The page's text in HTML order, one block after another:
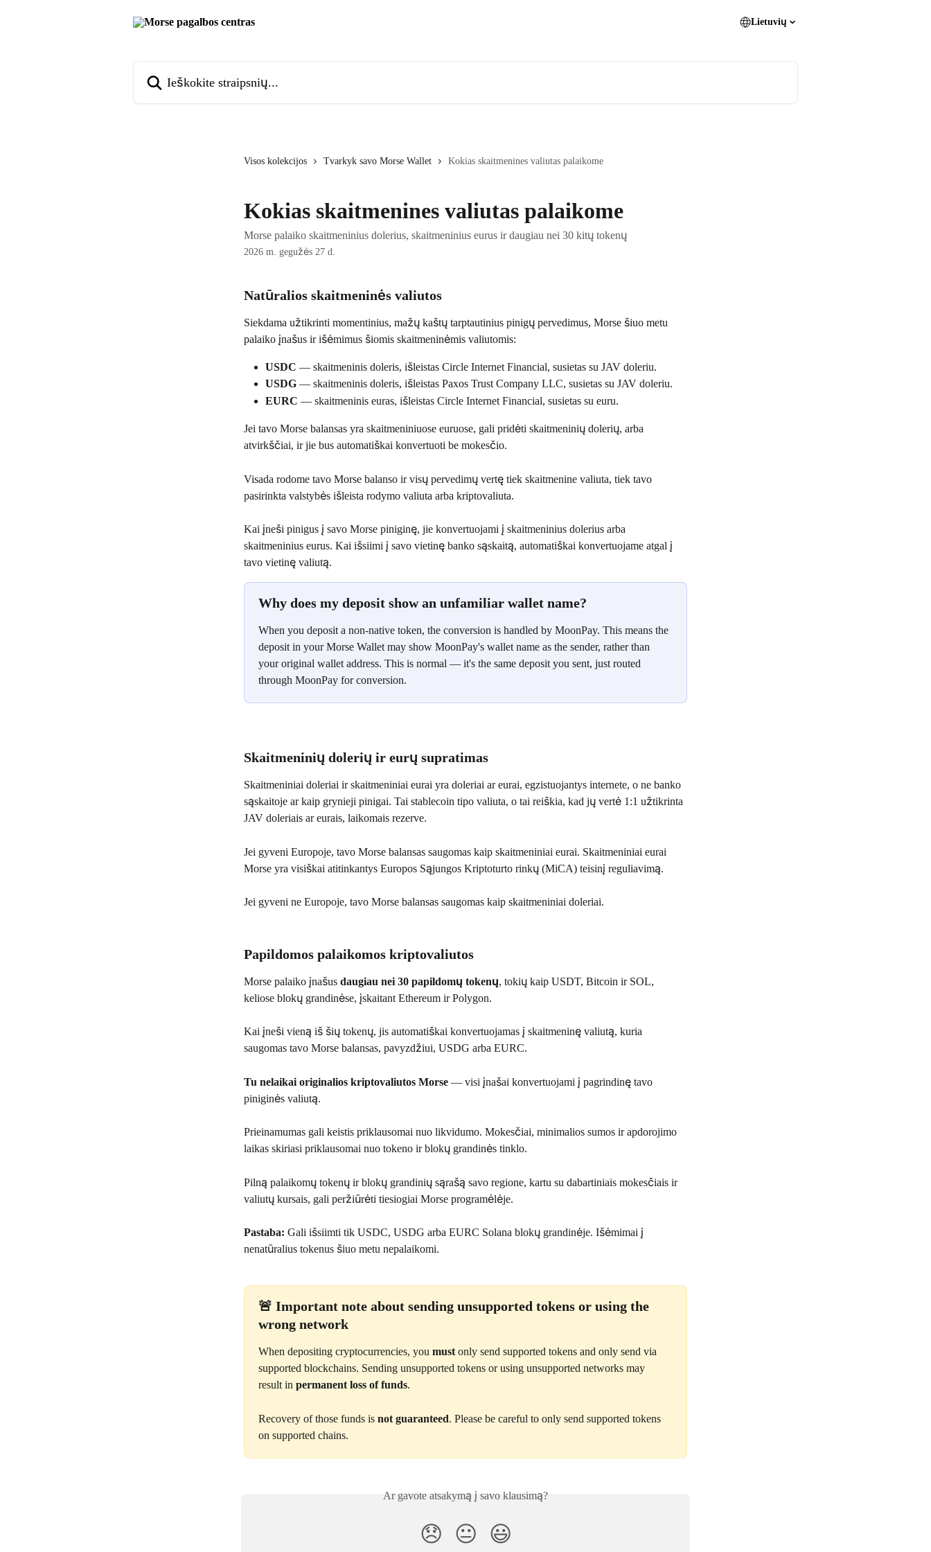
Lietuvių
Visos kolekcijos Tvarkyk savo Morse Wallet Kokias skaitmenines valiutas palaikome
Kokias skaitmenines valiutas palaikome
Morse palaiko skaitmeninius dolerius, skaitmeninius eurus ir daugiau nei 30 kitų tokenų
2026 m. gegužės 27 d.
Natūralios skaitmeninės valiutos
Siekdama užtikrinti momentinius, mažų kaštų tarptautinius pinigų pervedimus, Morse šiuo metu
palaiko įnašus ir išėmimus šiomis skaitmeninėmis valiutomis:
USDC — skaitmeninis doleris, išleistas Circle Internet Financial, susietas su JAV doleriu.
USDG — skaitmeninis doleris, išleistas Paxos Trust Company LLC, susietas su JAV doleriu.
EURC — skaitmeninis euras, išleistas Circle Internet Financial, susietas su euru.
Jei tavo Morse balansas yra skaitmeniniuose euruose, gali pridėti skaitmeninių dolerių, arba
atvirkščiai, ir jie bus automatiškai konvertuoti be mokesčio.
Visada rodome tavo Morse balanso ir visų pervedimų vertę tiek skaitmenine valiuta, tiek tavo
pasirinkta valstybės išleista rodymo valiuta arba kriptovaliuta.
Kai įneši pinigus į savo Morse piniginę, jie konvertuojami į skaitmeninius dolerius arba
skaitmeninius eurus. Kai išsiimi į savo vietinę banko sąskaitą, automatiškai konvertuojame atgal į
tavo vietinę valiutą.
Why does my deposit show an unfamiliar wallet name?
When you deposit a non-native token, the conversion is handled by MoonPay. This means the
deposit in your Morse Wallet may show MoonPay's wallet name as the sender, rather than
your original wallet address. This is normal — it's the same deposit you sent, just routed
through MoonPay for conversion.
Skaitmeninių dolerių ir eurų supratimas
Skaitmeniniai doleriai ir skaitmeniniai eurai yra doleriai ar eurai, egzistuojantys internete, o ne banko
sąskaitoje ar kaip grynieji pinigai. Tai stablecoin tipo valiuta, o tai reiškia, kad jų vertė 1:1 užtikrinta
JAV doleriais ar eurais, laikomais rezerve.
Jei gyveni Europoje, tavo Morse balansas saugomas kaip skaitmeniniai eurai. Skaitmeniniai eurai
Morse yra visiškai atitinkantys Europos Sąjungos Kriptoturto rinkų (MiCA) teisinį reguliavimą.
Jei gyveni ne Europoje, tavo Morse balansas saugomas kaip skaitmeniniai doleriai.
Papildomos palaikomos kriptovaliutos
Morse palaiko įnašus daugiau nei 30 papildomų tokenų, tokių kaip USDT, Bitcoin ir SOL,
keliose blokų grandinėse, įskaitant Ethereum ir Polygon.
Kai įneši vieną iš šių tokenų, jis automatiškai konvertuojamas į skaitmeninę valiutą, kuria
saugomas tavo Morse balansas, pavyzdžiui, USDG arba EURC.
Tu nelaikai originalios kriptovaliutos Morse — visi įnašai konvertuojami į pagrindinę tavo
piniginės valiutą.
Prieinamumas gali keistis priklausomai nuo likvidumo. Mokesčiai, minimalios sumos ir apdorojimo
laikas skiriasi priklausomai nuo tokeno ir blokų grandinės tinklo.
Pilną palaikomų tokenų ir blokų grandinių sąrašą savo regione, kartu su dabartiniais mokesčiais ir
valiutų kursais, gali peržiūrėti tiesiogiai Morse programėlėje.
Pastaba: Gali išsiimti tik USDC, USDG arba EURC Solana blokų grandinėje. Išėmimai į
nenatūralius tokenus šiuo metu nepalaikomi.
🚨 Important note about sending unsupported tokens or using the
wrong network
When depositing cryptocurrencies, you must only send supported tokens and only send via
supported blockchains. Sending unsupported tokens or using unsupported networks may
result in permanent loss of funds.
Recovery of those funds is not guaranteed. Please be careful to only send supported tokens
on supported chains.
Ar gavote atsakymą į savo klausimą?
😞 😐 😃